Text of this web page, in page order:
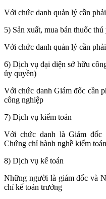
Với chức danh quản lý cần
5) Sản xuất, mua bán thuốc
Với chức danh quản lý cần
6) Dịch vụ đại diện sở hữu
ủy quyền)
Với chức danh Giám đốc cần
công nghiệp
7) Dịch vụ kiểm toán
Với chức danh là Giám
Chứng chỉ hành nghề kiểm
8) Dịch vụ kế toán
Những người là giám đốc và
chỉ kế toán trưởng